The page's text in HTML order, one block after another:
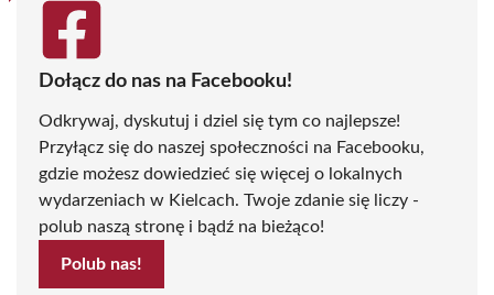
Dołącz do nas na Facebooku!
Odkrywaj, dyskutuj i dziel się tym co najlepsze!
Przyłącz się do naszej społeczności na Facebooku,
gdzie możesz dowiedzieć się więcej o lokalnych
wydarzeniach w Kielcach. Twoje zdanie się liczy -
polub naszą stronę i bądź na bieżąco!
Polub nas!